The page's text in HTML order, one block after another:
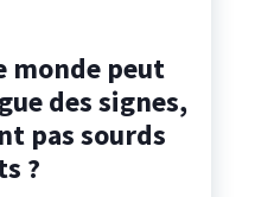
monde peut
des signes,
pas sourds
?